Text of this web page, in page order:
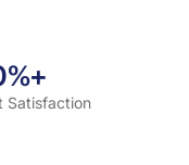
Satisfaction